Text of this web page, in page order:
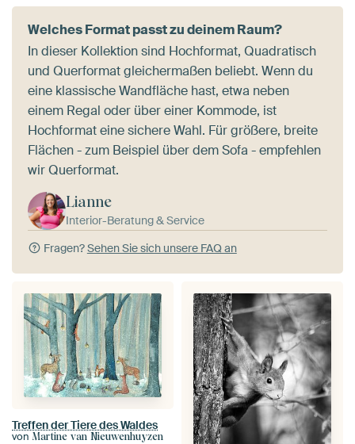
Welches Format passt zu deinem Raum?
In dieser Kollektion sind Hochformat, Quadratisch
und Querformat gleichermaßen beliebt. Wenn du
eine klassische Wandfläche hast, etwa neben
einem Regal oder über einer Kommode, ist
Hochformat eine sichere Wahl. Für größere, breite
Flächen - zum Beispiel über dem Sofa - empfehlen
wir Querformat.
Lianne
Interior-Beratung & Service
Fragen?Sehen Sie sich unsere FAQ an
Treffen der Tiere des Waldes
von Martine van Nieuwenhuyzen